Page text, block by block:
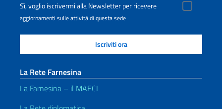
Sì, voglio iscrivermi alla Newsletter per ricevere
aggiornamenti sulle attività di questa sede
La Rete Farnesina
La Farnesina – il MAECI